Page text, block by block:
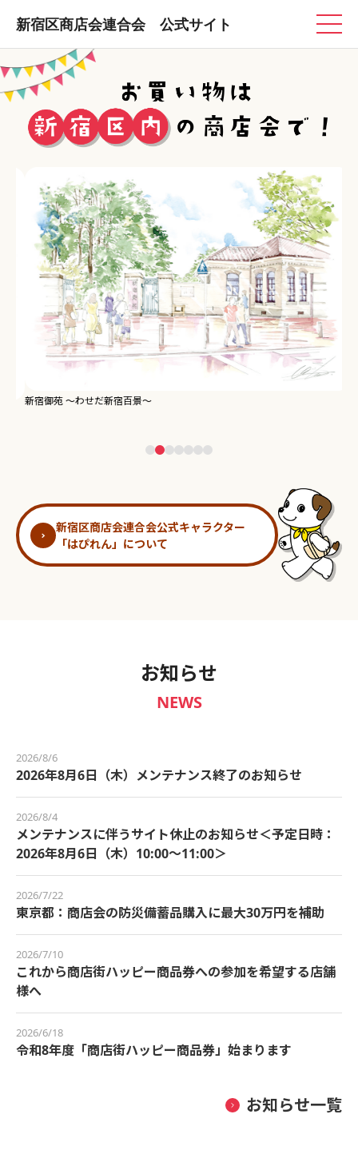
新宿区商店会連合会 公式サイト
新宿御苑 ～わせだ新宿百景～
新宿区商店会連合会公式キャラクター
「はぴれん」について
お知らせ
NEWS
2026/8/6
2026年8月6日（木）メンテナンス終了のお知らせ
2026/8/4
メンテナンスに伴うサイト休止のお知らせ＜予定日時：
2026年8月6日（木）10:00～11:00＞
2026/7/22
東京都：商店会の防災備蓄品購入に最大30万円を補助
2026/7/10
これから商店街ハッピー商品券への参加を希望する店舗
様へ
2026/6/18
令和8年度「商店街ハッピー商品券」始まります
お知らせ一覧